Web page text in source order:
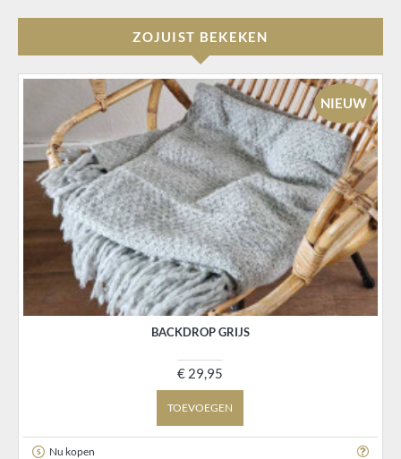
ZOJUIST BEKEKEN
NIEUW
BACKDROP GRIJS
€ 29,95
TOEVOEGEN
Nu kopen